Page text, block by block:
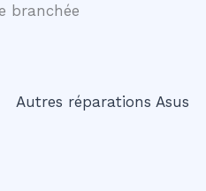
branchée
Autres réparations Asus